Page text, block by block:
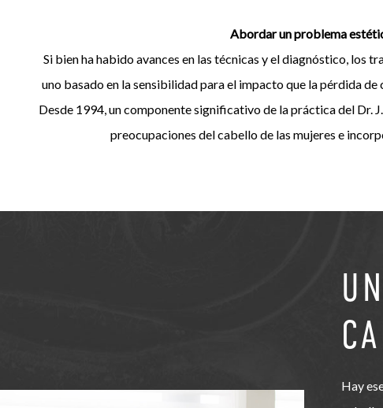
Abordar un problema
Si bien ha habido avances en las técnicas y el diagnóstico, los
uno basado en la sensibilidad para el impacto que la pérdida
Desde 1994, un componente significativo de la práctica del Dr.
preocupaciones del cabello de las mujeres e
Hay